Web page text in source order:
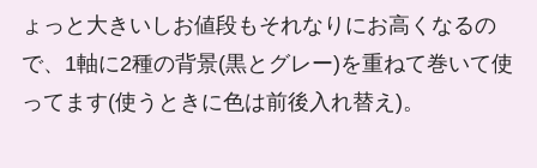
ょっと大きいしお値段もそれなりにお高くなるの
で、1軸に2種の背景(黒とグレー)を重ねて巻いて使
ってます(使うときに色は前後入れ替え)。